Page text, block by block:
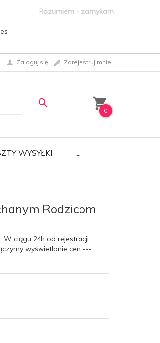
Rozumiem - zamykam
Zaloguj się Zarejestruj mnie
0
WYSYŁKI ...
Rodzicom
W ciągu 24h od rejestracji
wyświetlanie cen ---